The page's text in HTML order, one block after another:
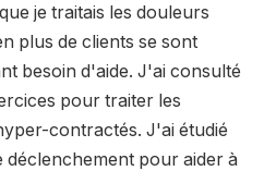
je traitais les douleurs
plus de clients se sont
besoin d'aide. J'ai consulté
pour traiter les
contractés. J'ai étudié
déclenchement pour aider à